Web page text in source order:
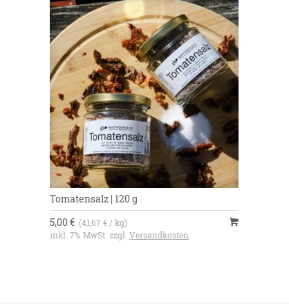
Tomatensalz | 120 g
5,00 € (41,67 € / kg)
inkl. 7% MwSt. zzgl. Versandkosten